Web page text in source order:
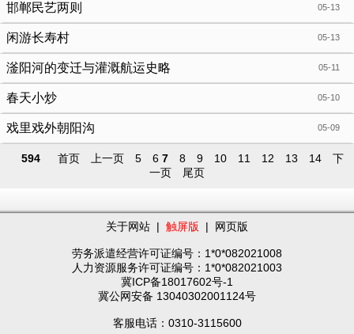
05-13
邯郸民艺两则
05-13
闲游长寿村
05-11
滏阳河的变迁与灌溉航运史略
05-10
春天小炒
05-09
戏里戏外朝阳沟
594 首页 上一页 5 6 7 8 9 10 11 12 13 14
下
一页
尾页
关于网站 | 触屏版 | 网页版
劳务派遣经营许可证编号：1*0*082021008
人力资源服务许可证编号：1*0*082021003
冀ICP备18017602号-1
冀公网安备 13040302001124号
客服电话：0310-3115600